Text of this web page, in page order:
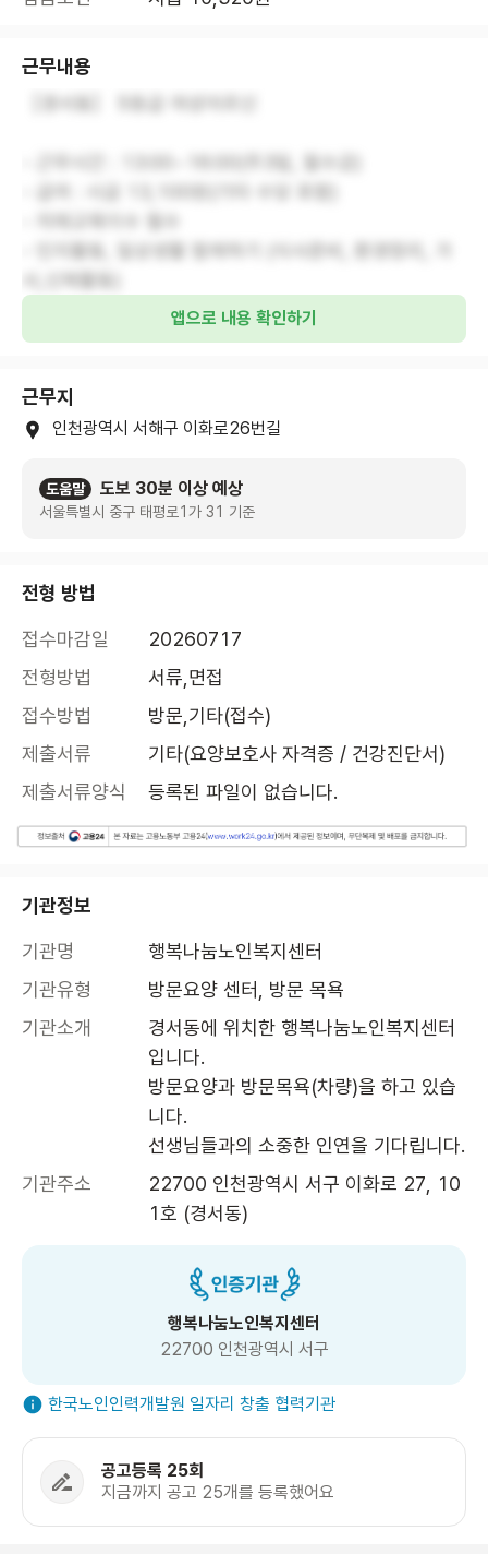
근무내용
앱으로 내용 확인하기
근무지
인천광역시 서해구 이화로26번길
도움말 도보 30분 이상 예상
서울특별시 중구 태평로1가 31 기준
전형 방법
접수마감일
20260717
전형방법
서류,면접
접수방법
방문,기타(접수)
제출서류
기타(요양보호사 자격증 / 건강진단서)
제출서류양식
등록된 파일이 없습니다.
기관정보
기관명
행복나눔노인복지센터
기관유형
방문요양 센터, 방문 목욕
기관소개
경서동에 위치한 행복나눔노인복지센터
입니다.
방문요양과 방문목욕(차량)을 하고 있습
니다.
선생님들과의 소중한 인연을 기다립니다.
기관주소
22700 인천광역시 서구 이화로 27, 10
1호 (경서동)
행복나눔노인복지센터
22700 인천광역시 서구
한국노인인력개발원 일자리 창출 협력기관
공고등록 25회
지금까지 공고 25개를 등록했어요